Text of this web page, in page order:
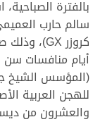
بالفترة
سالم حارب
أيام منافسات سن
(المؤسس الشيخ
للهجن العربية
والعشرون من